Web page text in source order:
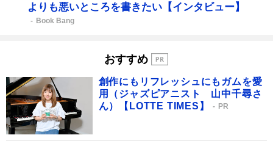
よりも悪いところを書きたい【インタビュー】
Book Bang
おすすめ
創作にもリフレッシュにもガムを愛
用（ジャズピアニスト 山中千尋さ
ん）【LOTTE TIMES】
PR